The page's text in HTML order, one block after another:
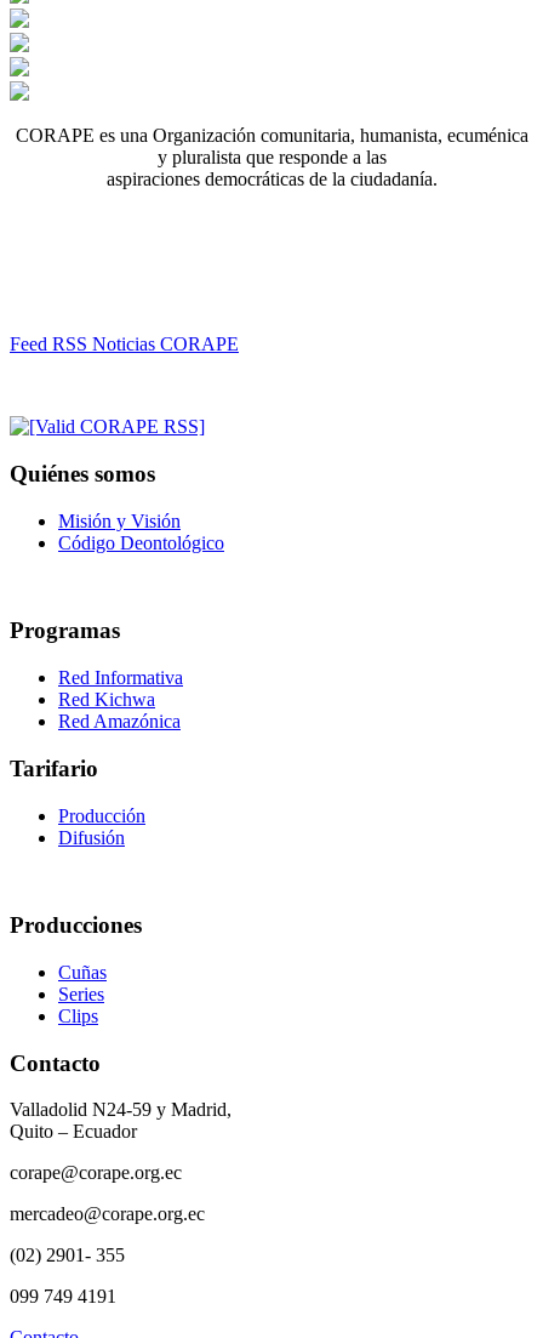
CORAPE es una Organización comunitaria, humanista, ecuménica
y pluralista que responde a las
aspiraciones democráticas de la ciudadanía.
Feed RSS Noticias CORAPE
Quiénes somos
Misión y Visión
Código Deontológico
Programas
Red Informativa
Red Kichwa
Red Amazónica
Tarifario
Producción
Difusión
Producciones
Cuñas
Series
Clips
Contacto
Valladolid N24-59 y Madrid,
Quito – Ecuador
corape@corape.org.ec
mercadeo@corape.org.ec
(02) 2901- 355
099 749 4191